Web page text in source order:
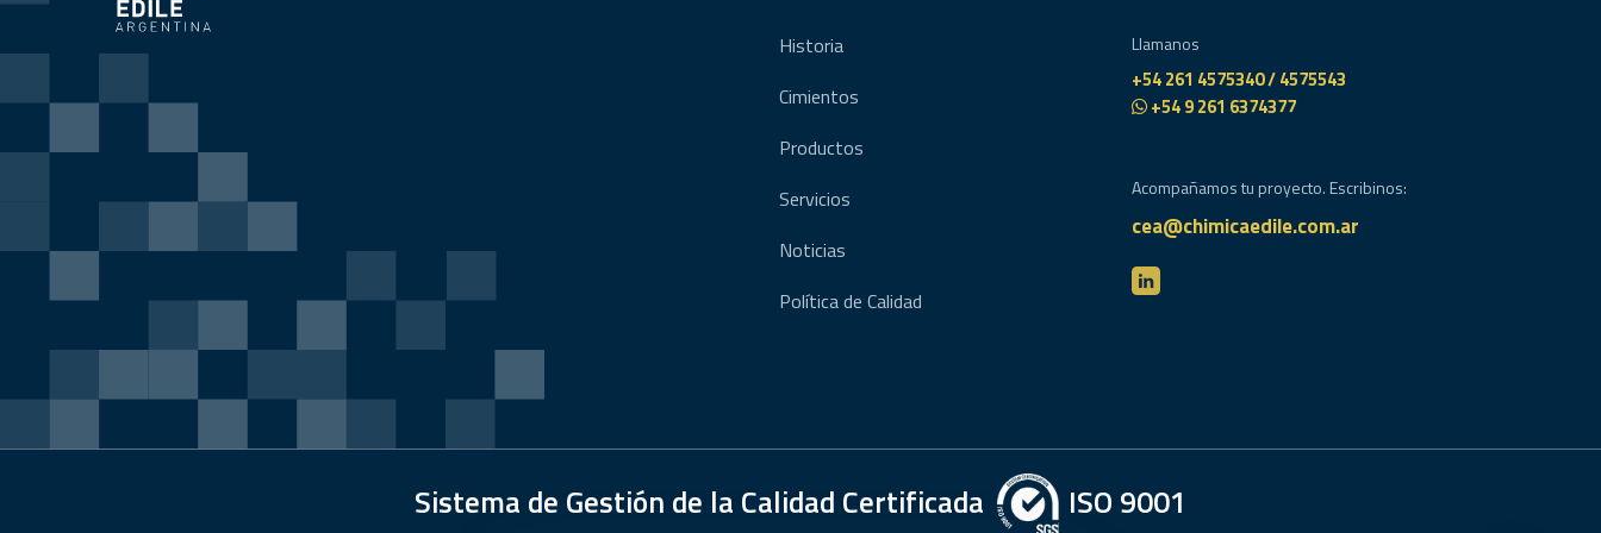
Historia
Cimientos
Productos
Servicios
Noticias
Política de Calidad
Llamanos
+54 261 4575340 / 4575543
+54 9 261 6374377
Acompañamos tu proyecto. Escribinos:
cea@chimicaedile.com.ar
Sistema de Gestión de la Calidad Certificada ISO 9001